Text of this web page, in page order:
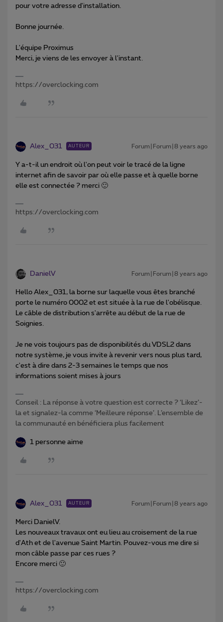
pour votre adresse d'installation.
Bonne journée.
L'équipe Proximus
Merci, je viens de les envoyer à l'instant.
https://overclocking.com
Alex_031 AUTEUR Forum|Forum|8 years ago
Y a-t-il un endroit où l'on peut voir le tracé de la ligne
internet afin de savoir par où elle passe et à quelle borne
elle est connectée ? merci 🙂
https://overclocking.com
DanielV Forum|Forum|8 years ago
Hello Alex_031, la borne sur laquelle vous êtes branché
porte le numéro 0002 et est située à la rue de l'obélisque.
Le câble de distribution s'arrête au début de la rue de
Soignies.
Je ne vois toujours pas de disponibilités du VDSL2 dans
notre système, je vous invite à revenir vers nous plus tard,
c'est à dire dans 2-3 semaines le temps que nos
informations soient mises à jours
Conseil : La réponse à votre question est correcte ? ‘Likez’-
la et signalez-la comme ‘Meilleure réponse’. L’ensemble de
la communauté en bénéficiera plus facilement
1 personne aime
Alex_031 AUTEUR Forum|Forum|8 years ago
Merci DanielV.
Les nouveaux travaux ont eu lieu au croisement de la rue
d'Ath et de l'avenue Saint Martin. Pouvez-vous me dire si
mon câble passe par ces rues ?
Encore merci 🙂
https://overclocking.com